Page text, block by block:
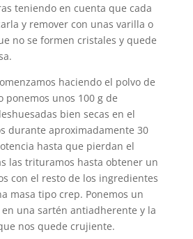
teniendo en cuenta que cada
y remover con unas varilla o
no se formen cristales y quede
haciendo el polvo de
ponemos unos 100 g de
bien secas en el
durante aproximadamente 30
hasta que pierdan el
las trituramos hasta obtener un
con el resto de los ingredientes
masa tipo crep. Ponemos un
en una sartén antiadherente y la
nos quede crujiente.